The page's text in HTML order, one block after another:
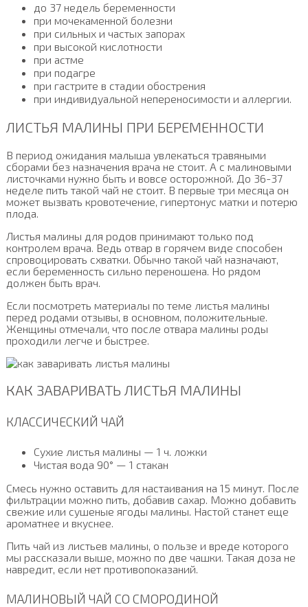
до 37 недель беременности
при мочекаменной болезни
при сильных и частых запорах
при высокой кислотности
при астме
при подагре
при гастрите в стадии обострения
при индивидуальной непереносимости и аллергии.
ЛИСТЬЯ МАЛИНЫ ПРИ БЕРЕМЕННОСТИ
В период ожидания малыша увлекаться травяными
сборами без назначения врача не стоит. А с малиновыми
листочками нужно быть и вовсе осторожной. До 36-37
неделе пить такой чай не стоит. В первые три месяца он
может вызвать кровотечение, гипертонус матки и потерю
плода.
Листья малины для родов принимают только под
контролем врача. Ведь отвар в горячем виде способен
спровоцировать схватки. Обычно такой чай назначают,
если беременность сильно переношена. Но рядом
должен быть врач.
Если посмотреть материалы по теме листья малины
перед родами отзывы, в основном, положительные.
Женщины отмечали, что после отвара малины роды
проходили легче и быстрее.
КАК ЗАВАРИВАТЬ ЛИСТЬЯ МАЛИНЫ
КЛАССИЧЕСКИЙ ЧАЙ
Сухие листья малины — 1 ч. ложки
Чистая вода 90° — 1 стакан
Смесь нужно оставить для настаивания на 15 минут. После
фильтрации можно пить, добавив сахар. Можно добавить
свежие или сушеные ягоды малины. Настой станет еще
ароматнее и вкуснее.
Пить чай из листьев малины, о пользе и вреде которого
мы рассказали выше, можно по две чашки. Такая доза не
навредит, если нет противопоказаний.
МАЛИНОВЫЙ ЧАЙ СО СМОРОДИНОЙ